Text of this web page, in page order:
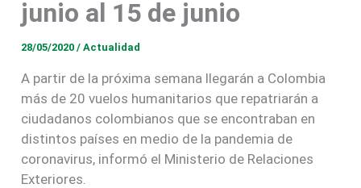
junio al 15 de junio
28/05/2020/Actualidad
A partir de la próxima semana llegarán a Colombia
más de 20 vuelos humanitarios que repatriarán a
ciudadanos colombianos que se encontraban en
distintos países en medio de la pandemia de
coronavirus, informó el Ministerio de Relaciones
Exteriores.